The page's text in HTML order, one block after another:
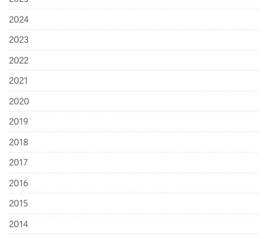
2024
2023
2022
2021
2020
2019
2018
2017
2016
2015
2014